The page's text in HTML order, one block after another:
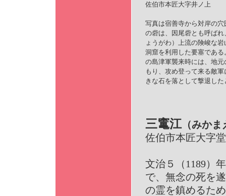
佐伯市本匠大字井ノ上
写真は宿善寺から対岸の
の砦は、因尾砦とも呼ば
ょうがわ）上流の険峻な
洞窟を利用した要塞である
の島津軍襲来時には、地
もり、攻め登って来る敵
きな石を落として撃退した
三竃江 （みかま
佐伯市本匠大字
文治５（1189）
で、無念の死を
の霊を鎮めるた